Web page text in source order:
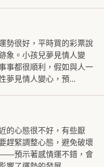
勢很好，平時買的彩票說
象。小孩兒夢見情人變
事都很順利，假如與人一
夢見情人變心，預...
的心態很不好，有些厭
趕緊調整心態，避免破壞
預示著感情運不錯，會